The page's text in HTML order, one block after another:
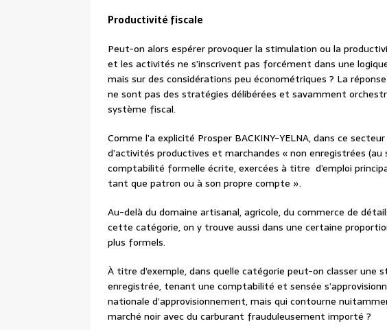
Productivité fiscale
Peut-on alors espérer provoquer la stimulation ou la
et les activités ne s’inscrivent pas forcément dans une
mais sur des considérations peu économétriques ? La
ne sont pas des stratégies délibérées et savamment
système fiscal.
Comme l’a explicité Prosper BACKINY-YELNA, dans ce
d’activités productives et marchandes « non enregistrées
comptabilité formelle écrite, exercées à titre d’emploi
tant que patron ou à son propre compte ».
Au-delà du domaine artisanal, agricole, du commerce de
cette catégorie, on y trouve aussi dans une certaine
plus formels.
À titre d’exemple, dans quelle catégorie peut-on classer une
enregistrée, tenant une comptabilité et sensée
nationale d’approvisionnement, mais qui contourne
marché noir avec du carburant frauduleusement importé ?